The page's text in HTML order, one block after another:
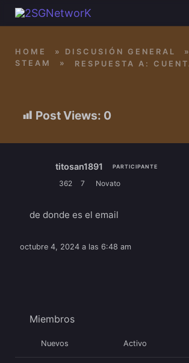
Skip to main content
Post Views: 0
HOME » DISCUSIÓN GENERAL »
STEAM
»
titosan1891 PARTICIPANTE
362 7 Novato
de donde es el email
octubre 4, 2024 a las 6:48 am
Miembros
Nuevos Activo